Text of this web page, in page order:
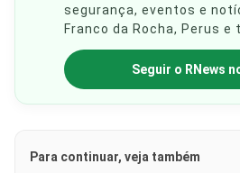
segurança, eventos e
Franco da Rocha, Perus e
Seguir o RNews
Para continuar, veja também